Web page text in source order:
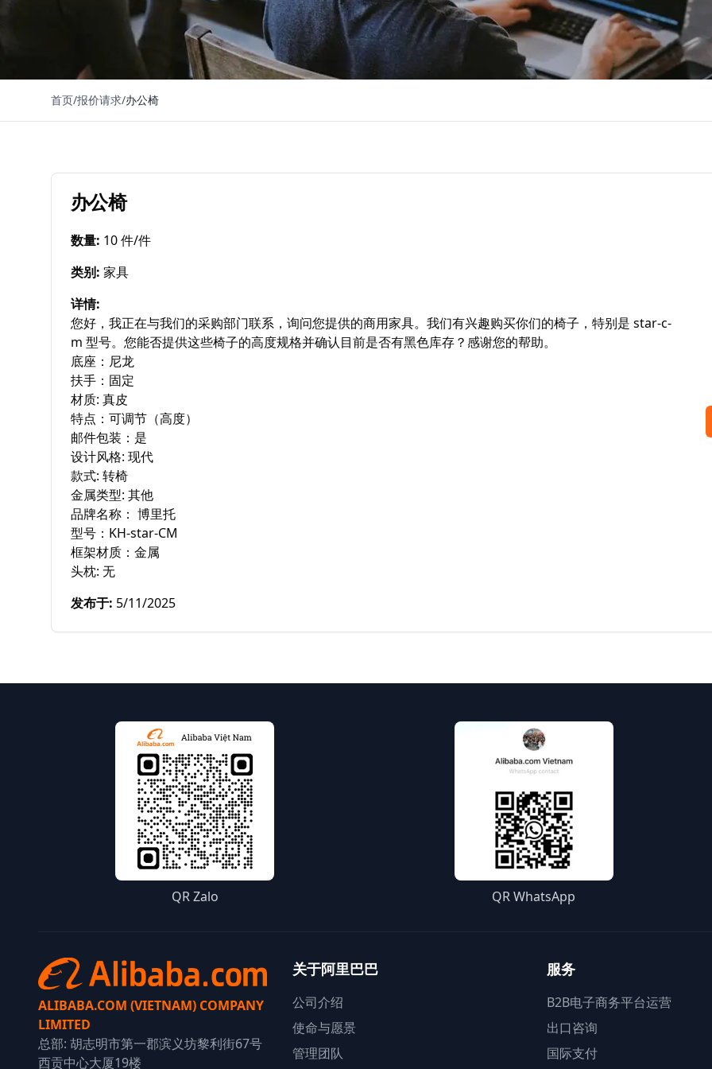
首页/报价请求/办公椅
办公椅
数量: 10 件/件
类别: 家具
详情:
您好，我正在与我们的采购部门联系，询问您提供的商用家具。我们有兴趣购买你们的椅子，特别是 star-c-
m 型号。您能否提供这些椅子的高度规格并确认目前是否有黑色库存？感谢您的帮助。
底座：尼龙
扶手：固定
材质: 真皮
特点：可调节（高度）
邮件包装：是
设计风格: 现代
款式: 转椅
金属类型: 其他
品牌名称： 博里托
型号：KH-star-CM
框架材质：金属
头枕: 无
发布于: 5/11/2025
QR Zalo QR WhatsApp
ALIBABA.COM (VIETNAM) COMPANY
LIMITED
总部: 胡志明市第一郡滨义坊黎利街67号
西贡中心大厦19楼
关于阿里巴巴
公司介绍
使命与愿景
管理团队
服务
B2B电子商务平台运营
出口咨询
国际支付